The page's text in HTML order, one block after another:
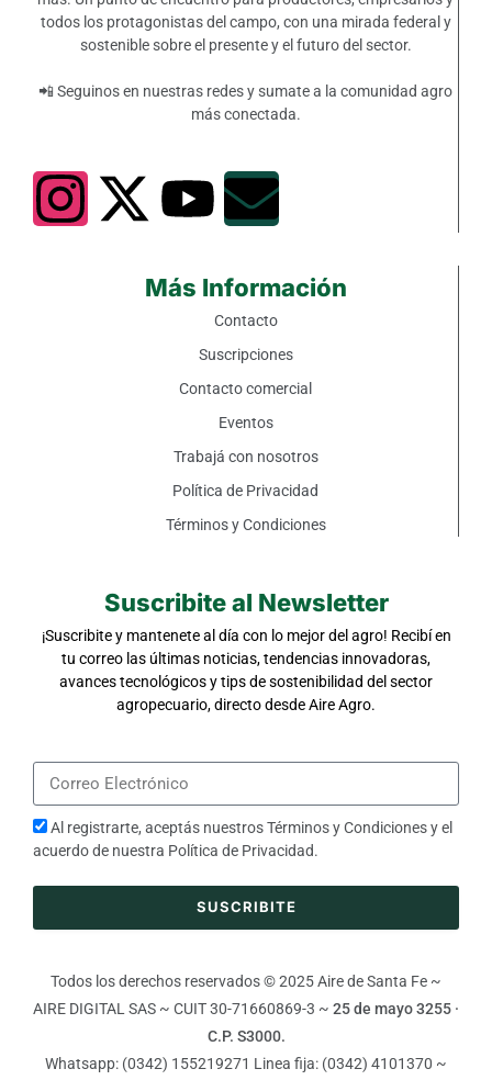
todos los protagonistas del campo, con una mirada federal y
sostenible sobre el presente y el futuro del sector.
📲 Seguinos en nuestras redes y sumate a la comunidad agro
más conectada.
Más Información
Contacto
Suscripciones
Contacto comercial
Eventos
Trabajá con nosotros
Política de Privacidad
Términos y Condiciones
Suscribite al Newsletter
¡Suscribite y mantenete al día con lo mejor del agro! Recibí en
tu correo las últimas noticias, tendencias innovadoras,
avances tecnológicos y tips de sostenibilidad del sector
agropecuario, directo desde Aire Agro.
Al registrarte, aceptás nuestrosTérminos y Condicionesy el
acuerdo de nuestra Política de Privacidad.
SUSCRIBITE
Todos los derechos reservados © 2025 Aire de Santa Fe ~
AIRE DIGITAL SAS ~ CUIT 30-71660869-3 ~ 25 de mayo 3255 ·
C.P. S3000.
Whatsapp: (0342) 155219271 Linea fija: (0342) 4101370 ~